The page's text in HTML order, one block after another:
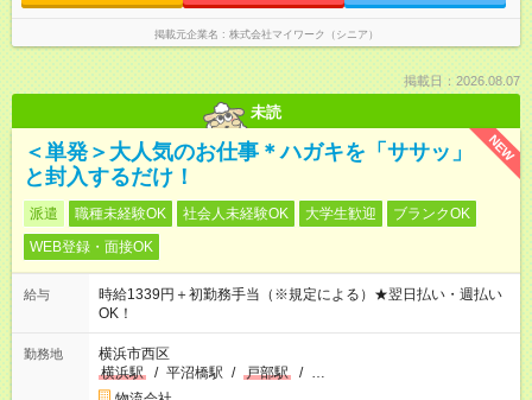
掲載元企業名 株式会社マイワーク（シニア）
掲載日：2026.08.07
未読
NEW
＜単発＞大人気のお仕事＊ハガキを「ササッ」
と封入するだけ！
派遣 職種未経験OK 社会人未経験OK 大学生歓迎
ブランクOK
WEB登録・面接OK
給与
時給1339円＋初勤務手当（※規定による）★翌日払い・週払い
OK！
勤務地
横浜市西区
横浜駅
/ 平沼橋駅 / 戸部駅 / …